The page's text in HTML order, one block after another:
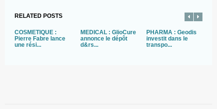
RELATED POSTS
COSMETIQUE :
Pierre Fabre lance
une rési...
MÉDICAL : GlioCure
annonce le dépôt
d&rs...
PHARMA : Geodis
investit dans le
transpo...